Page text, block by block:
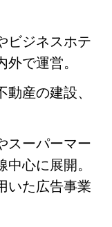
ビジネスホテ
で運営。
産の建設、
スーパーマー
心に展開。
いた広告事業